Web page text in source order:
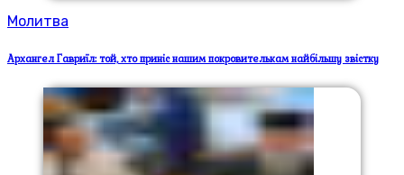
Молитва
Архангел Гавриїл: той, хто приніс нашим покровителькам найбільшу звістку